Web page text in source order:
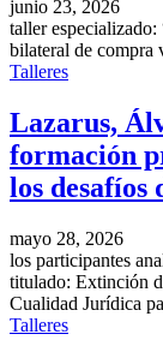
junio 23, 2026
taller
bilateral de compra
Talleres
Lazarus,
formación
los desafíos
mayo 28, 2026
los participantes
titulado: Extinción
Cualidad Jurídica
Talleres